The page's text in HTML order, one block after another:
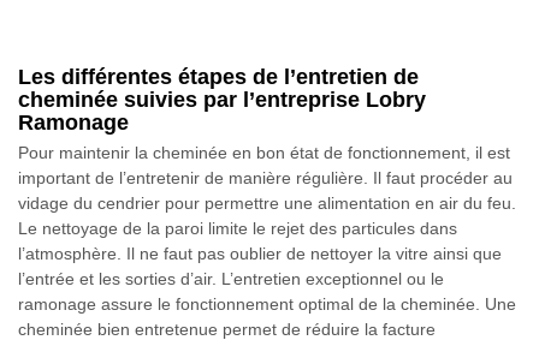
Les différentes étapes de l’entretien de
cheminée suivies par l’entreprise Lobry
Ramonage
Pour maintenir la cheminée en bon état de fonctionnement, il est
important de l’entretenir de manière régulière. Il faut procéder au
vidage du cendrier pour permettre une alimentation en air du feu.
Le nettoyage de la paroi limite le rejet des particules dans
l’atmosphère. Il ne faut pas oublier de nettoyer la vitre ainsi que
l’entrée et les sorties d’air. L’entretien exceptionnel ou le
ramonage assure le fonctionnement optimal de la cheminée. Une
cheminée bien entretenue permet de réduire la facture